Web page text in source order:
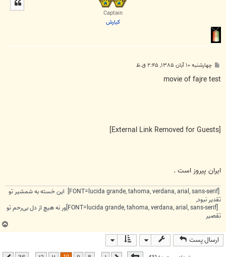
Captain
كيارش
پ
ت
چهارشنبه ۱۰ آبان ۱۳۸۵, ۲:۴۵ ق.ظ
movie of fajre test
ايران پيروز است .
[FONT=lucida grande, tahoma, verdana, arial, sans-serif] این خسته به شمشیر تو
تقدیر نبود,
[FONT=lucida grande, tahoma, verdana, arial, sans-serif]ور نه هیچ از دل بی‌رحم تو
تقصیر
ب
ا
ارسال پست